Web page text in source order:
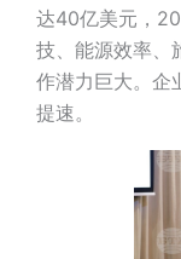
达40亿美元，
技、能源效率、
作潜力巨大。企
提速。